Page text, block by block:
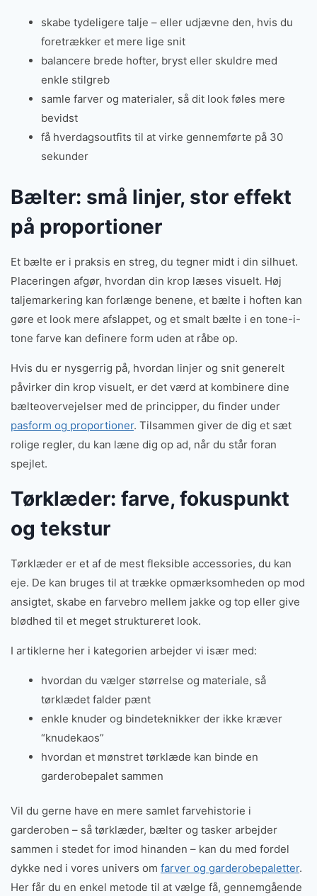
skabe tydeligere talje – eller udjævne den, hvis du
foretrækker et mere lige snit
balancere brede hofter, bryst eller skuldre med
enkle stilgreb
samle farver og materialer, så dit look føles mere
bevidst
få hverdagsoutfits til at virke gennemførte på 30
sekunder
Bælter: små linjer, stor effekt
på proportioner
Et bælte er i praksis en streg, du tegner midt i din silhuet.
Placeringen afgør, hvordan din krop læses visuelt. Høj
taljemarkering kan forlænge benene, et bælte i hoften kan
gøre et look mere afslappet, og et smalt bælte i en tone-i-
tone farve kan definere form uden at råbe op.
Hvis du er nysgerrig på, hvordan linjer og snit generelt
påvirker din krop visuelt, er det værd at kombinere dine
bælteovervejelser med de principper, du finder under
pasform og proportioner. Tilsammen giver de dig et sæt
rolige regler, du kan læne dig op ad, når du står foran
spejlet.
Tørklæder: farve, fokuspunkt
og tekstur
Tørklæder er et af de mest fleksible accessories, du kan
eje. De kan bruges til at trække opmærksomheden op mod
ansigtet, skabe en farvebro mellem jakke og top eller give
blødhed til et meget struktureret look.
I artiklerne her i kategorien arbejder vi især med:
hvordan du vælger størrelse og materiale, så
tørklædet falder pænt
enkle knuder og bindeteknikker der ikke kræver
“knudekaos”
hvordan et mønstret tørklæde kan binde en
garderobepalet sammen
Vil du gerne have en mere samlet farvehistorie i
garderoben – så tørklæder, bælter og tasker arbejder
sammen i stedet for imod hinanden – kan du med fordel
dykke ned i vores univers om farver og garderobepaletter.
Her får du en enkel metode til at vælge få, gennemgående